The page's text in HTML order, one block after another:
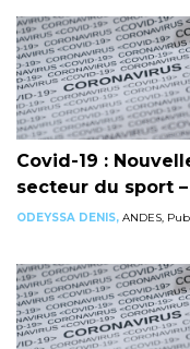
Covid-19 :
secteur du sport
ODEYSSA DENIS, ANDES,